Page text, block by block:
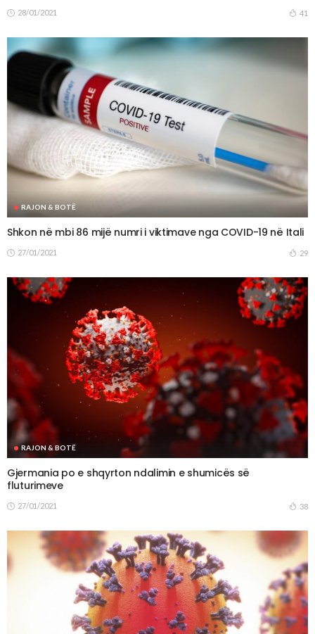
28/01/2021 41
RAJON & BOTË
Shkon në mbi 86 mijë numri i viktimave nga COVID-19 në Itali
27/01/2021 29
RAJON & BOTË
Gjermania po e shqyrton ndalimin e shumicës së
fluturimeve
27/01/2021 38